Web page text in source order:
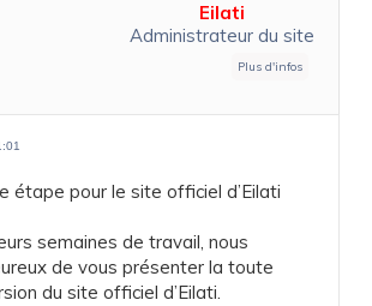
Eilati
Administrateur du site
étape pour le site officiel d’Eilati
semaines de travail, nous
de vous présenter la toute
du site officiel d’Eilati.